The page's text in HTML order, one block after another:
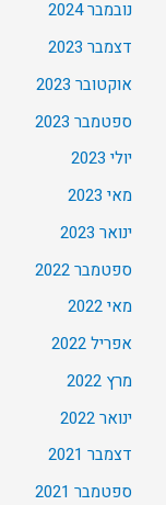
נובמבר 2024
דצמבר 2023
אוקטובר 2023
ספטמבר 2023
יולי 2023
מאי 2023
ינואר 2023
ספטמבר 2022
מאי 2022
אפריל 2022
מרץ 2022
ינואר 2022
דצמבר 2021
ספטמבר 2021